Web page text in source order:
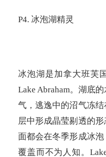
P4. 冰泡湖精灵
冰泡湖是加拿大班芙
Lake Abraham。湖底
气，逃逸中的沼气冻
层中形成晶莹剔透的
面都会在冬季形成冰
覆盖而不为人知。